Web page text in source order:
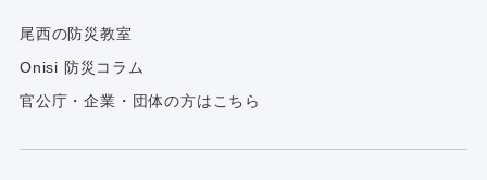
尾西の防災教室
Onisi 防災コラム
官公庁・企業・団体の方はこちら